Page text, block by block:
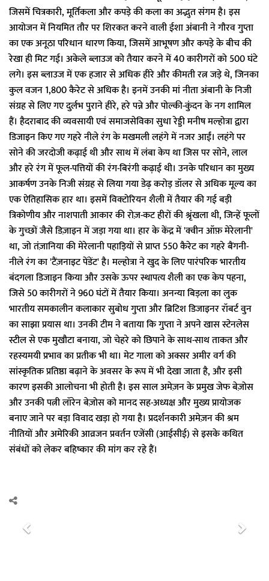
जिसमें चित्रकारी, मूर्तिकला और कपड़े की कला का अद्भुत संगम है। इस
आयोजन में नियमित तौर पर शिरकत करने वाली ईशा अंबानी ने गौरव गुप्ता
का एक अनूठा परिधान धारण किया, जिसमें आभूषण और कपड़े के बीच की
रेखा ही मिट गई। अकेले ब्लाउज को तैयार करने में 40 कारीगरों को 500 घंटे
लगे। इस ब्लाउज में एक हजार से अधिक हीरे और कीमती रत्न जड़े थे, जिनका
कुल वजन 1,800 कैरेट से अधिक है। इनमें उनकी मां नीता अंबानी के निजी
संग्रह से लिए गए दुर्लभ पुराने हीरे, हरे पन्ने और पोल्की-कुंदन के नग शामिल
हैं। हैदराबाद की व्यवसायी एवं समाजसेविका सुधा रेड्डी मनीष मल्होत्रा द्वारा
डिजाइन किए गए गहरे नीले रंग के मखमली लहंगे में नजर आईं। लहंगे पर
सोने की जरदोजी कढ़ाई थी और साथ में लंबा केप था जिस पर सोने, लाल
और हरे रंग में फूल-पत्तियों की रंग-बिरंगी कढ़ाई थी। उनके परिधान का मुख्य
आकर्षण उनके निजी संग्रह से लिया गया डेढ़ करोड़ डॉलर से अधिक मूल्य का
एक ऐतिहासिक हार था। इसमें विक्टोरियन शैली में तैयार की गई बड़ी
त्रिकोणीय और नाशपाती आकार की रोज़-कट हीरों की श्रृंखला थी, जिन्हें फूलों
के गुच्छों जैसे डिज़ाइन में जड़ा गया था। हार के केंद्र में 'क्वीन ऑफ़ मेरेलानी'
था, जो तंज़ानिया की मेरेलानी पहाड़ियों से प्राप्त 550 कैरेट का गहरे बैंगनी-
नीले रंग का 'टैंज़नाइट पेंडेंट' है। मल्होत्रा ने खुद के लिए पारंपरिक भारतीय
बंदगला डिजाइन किया और उसके ऊपर स्थापत्य शैली का एक केप पहना,
जिसे 50 कारीगरों ने 960 घंटों में तैयार किया। अनन्या बिड़ला का लुक
भारतीय समकालीन कलाकार सुबोध गुप्ता और ब्रिटिश डिजाइनर रॉबर्ट वुन
का साझा प्रयास था। उनकी टीम ने बताया कि गुप्ता ने अपने खास स्टेनलेस
स्टील से एक मुखौटा बनाया, जो चेहरे को छिपाने के साथ-साथ ताकत और
रहस्यमयी प्रभाव का प्रतीक भी था। मेट गाला को अक्सर अमीर वर्ग की
सांस्कृतिक प्रतिष्ठा बढ़ाने के अवसर के रूप में भी देखा जाता है, और इसी
कारण इसकी आलोचना भी होती है। इस साल अमेज़न के प्रमुख जेफ बेज़ोस
और उनकी पत्नी लॉरेन बेज़ोस को मानद सह-अध्यक्ष और मुख्य प्रायोजक
बनाए जाने पर बड़ा विवाद खड़ा हो गया है। प्रदर्शनकारी अमेज़न की श्रम
नीतियों और अमेरिकी आव्रजन प्रवर्तन एजेंसी (आईसीई) से इसके कथित
संबंधों को लेकर बहिष्कार की मांग कर रहे हैं।
P N